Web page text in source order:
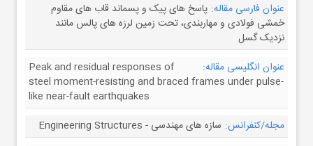
عنوان فارسی مقاله: پاسخ های پیک و پسماند قاب های مقاوم
خمشی فولادی و مهاربندی، تحت زمین لرزه های پالس مانند
نزدیک گسل
عنوان انگلیسی مقاله:
Peak and residual responses of
steel moment-resisting and braced frames under pulse-
like near-fault earthquakes
مجله/کنفرانس: سازه های مهندسی - Engineering Structures